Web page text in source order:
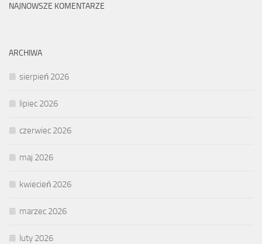
NAJNOWSZE KOMENTARZE
ARCHIWA
sierpień 2026
lipiec 2026
czerwiec 2026
maj 2026
kwiecień 2026
marzec 2026
luty 2026